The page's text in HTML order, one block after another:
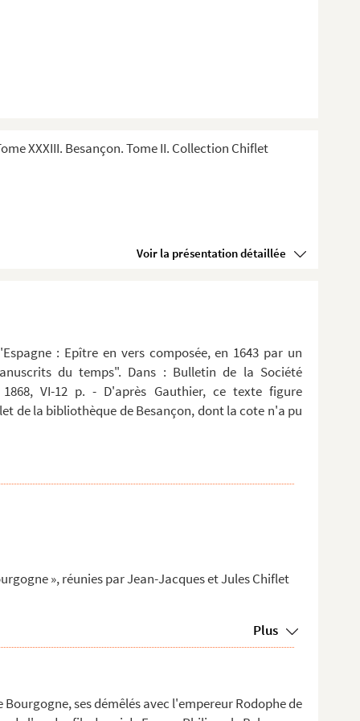
XXXIII. Besançon. Tome II. Collection Chiflet
Voir la présentation détaillée
: Epître en vers composée, en 1643 par un
du temps". Dans : Bulletin de la Société
VI-12 p. - D'après Gauthier, ce texte figure
de la bibliothèque de Besançon, dont la cote n'a pu
», réunies par Jean-Jacques et Jules Chiflet
Plus
ses démêlés avec l'empereur Rodophe de